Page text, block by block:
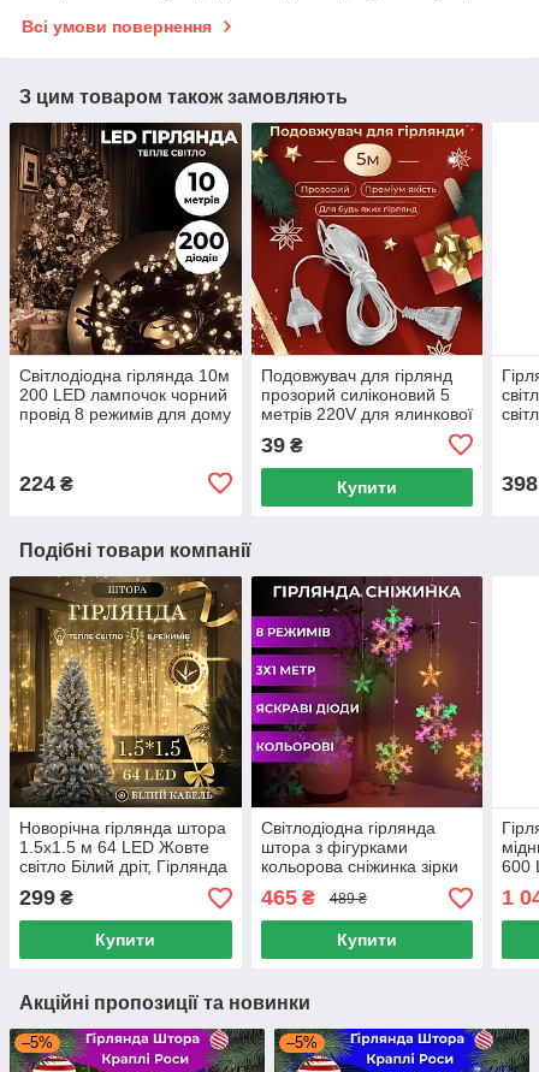
Всі умови повернення
З цим товаром також замовляють
Світлодіодна гірлянда 10м
200 LED лампочок чорний
провід 8 режимів для дому
224 ₴
Подовжувач для гірлянд
прозорий силіконовий 5
метрів 220V для ялинкової
новорічної світлодіодної
led гірлянди
39₴
Купити
Подібні товари компанії
Новорічна гірлянда штора
1.5х1.5 м 64 LED Жовте
світло Білий дріт, Гірлянда
світлодіодна 8 режимів
299 ₴
Купити
Світлодіодна гірлянда
штора з фігурками
кольорова сніжинка зірки
3х1 м 108 Led 8 режимів
святкова на вікно
465₴ 489 ₴
Купити
600
1
Акційні пропозиції та новинки
–5% –5%